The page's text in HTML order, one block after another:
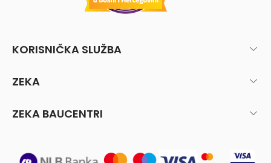
KORISNIČKA SLUŽBA
ZEKA
ZEKA BAUCENTRI